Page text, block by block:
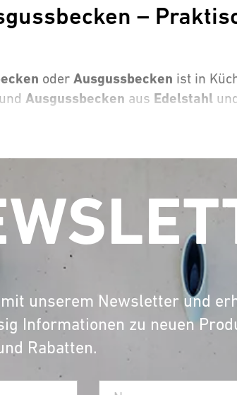
–
oder Ausgussbecken ist in
und Ausgussbecken aus Edelstahl
Edle Becken aus
Waschküche
Robuste Becken für die
sind.
Leichte und
Stilvolle Waschbecken aus
anSpül- und Ausgussbecken
und
einer schnellen und sicheren
unserem Newsletter und
Informationen zu neuen
Rabatten.